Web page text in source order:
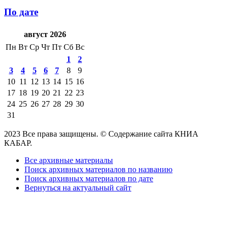
По дате
август 2026
Пн Вт Ср Чт Пт Сб Вс
1
2
3
4 5 6 7 8
9
10 11 12 13 14 15 16
17 18 19 20 21 22 23
24 25 26 27 28 29 30
31
2023 Все права защищены. © Содержание сайта КНИА
КАБАР.
Все архивные материалы
Поиск архивных материалов по названию
Поиск архивных материалов по дате
Вернуться на актуальный сайт